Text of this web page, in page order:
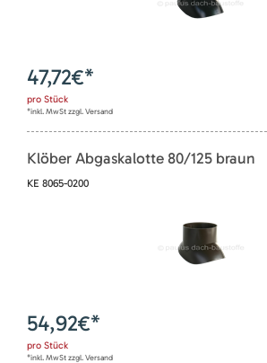
47,72€*
pro Stück
*inkl. MwSt zzgl. Versand
Klöber Abgaskalotte 80/125 braun
KE 8065-0200
54,92€*
pro Stück
*inkl. MwSt zzgl. Versand